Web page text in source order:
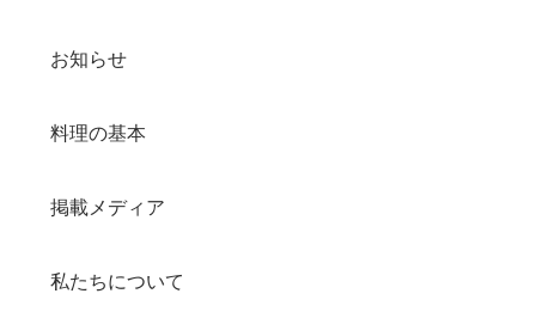
お知らせ
料理の基本
掲載メディア
私たちについて